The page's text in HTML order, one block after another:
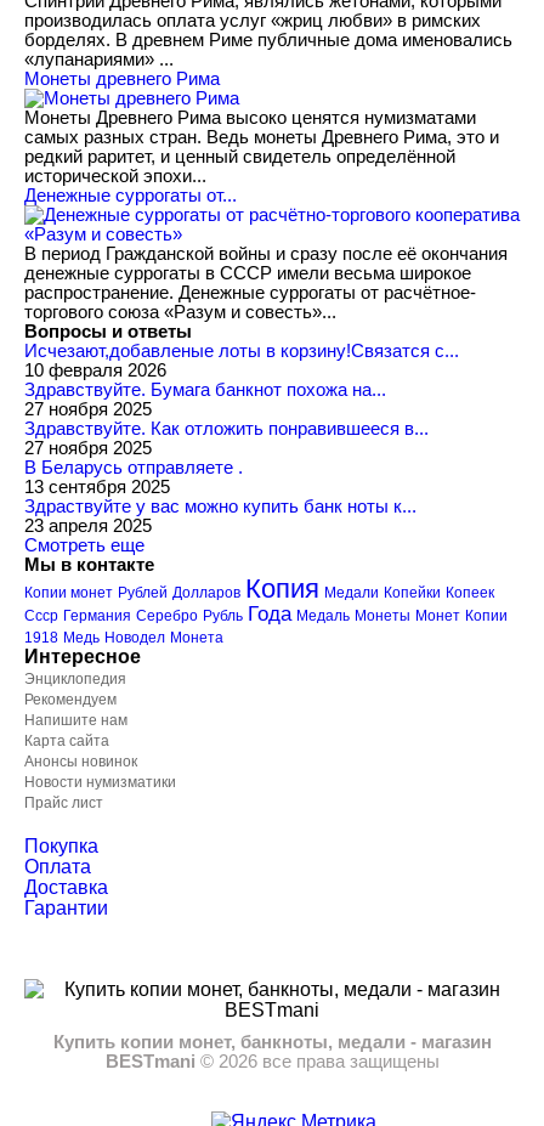
производилась оплата услуг «жриц любви» в римских
борделях. В древнем Риме публичные дома именовались
«лупанариями» ...
Монеты древнего Рима
Монеты Древнего Рима высоко ценятся нумизматами
самых разных стран. Ведь монеты Древнего Рима, это и
редкий раритет, и ценный свидетель определённой
исторической эпохи...
Денежные суррогаты от...
В период Гражданской войны и сразу после её окончания
денежные суррогаты в СССР имели весьма широкое
распространение. Денежные суррогаты от расчётное-
торгового союза «Разум и совесть»...
Вопросы и ответы
Исчезают,добавленые лоты в корзину!Связатся с...
10 февраля 2026
Здравствуйте. Бумага банкнот похожа на...
27 ноября 2025
Здравствуйте. Как отложить понравившееся в...
27 ноября 2025
В Беларусь отправляете .
13 сентября 2025
Здраствуйте у вас можно купить банк ноты к...
23 апреля 2025
Смотреть еще
Мы в контакте
Копии монет Рублей Долларов Копия Медали Копейки Копеек
Ссср Германия Серебро Рубль Года Медаль Монеты Монет Копии
1918 Медь Новодел Монета
Интересное
Энциклопедия
Рекомендуем
Напишите нам
Карта сайта
Анонсы новинок
Новости нумизматики
Прайс лист
Покупка
Оплата
Доставка
Гарантии
Купить копии монет, банкноты, медали - магазин
BESTmani © 2026 все права защищены